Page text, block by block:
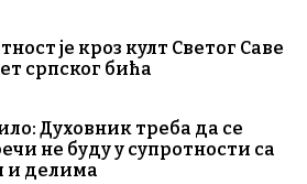
је кроз култ Светог Саве
српског бића
Духовник треба да се
не буду у супротности са
и делима